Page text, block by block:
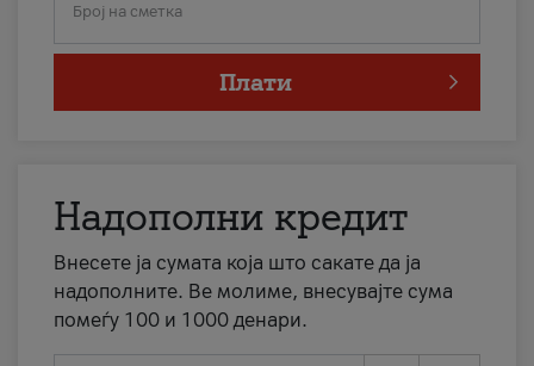
Број на сметка
Плати
Надополни кредит
Внесете ја сумата која што сакате да ја
надополните. Ве молиме, внесувајте сума
помеѓу 100 и 1000 денари.